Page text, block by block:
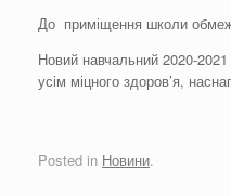
До приміщення школи
Новий навчальний 2020-
усім міцного здоров’я,
Posted in Новини.